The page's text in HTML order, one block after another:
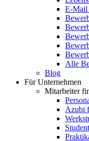
E-Mail
Alle
Blog
Für Unternehmen
Mitarbeiter
Azubi